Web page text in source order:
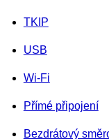
TKIP
USB
Wi-Fi
Přímé připojení
Bezdrátový